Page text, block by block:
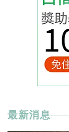
最新消息